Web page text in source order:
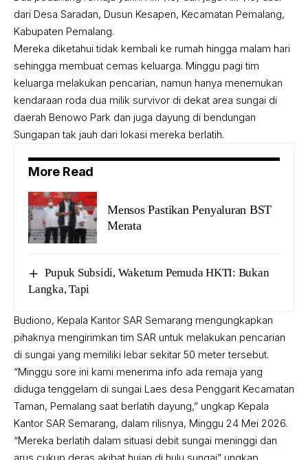
dari Desa Saradan, Dusun Kesapen, Kecamatan Pemalang,
Kabupaten Pemalang.
Mereka diketahui tidak kembali ke rumah hingga malam hari
sehingga membuat cemas keluarga. Minggu pagi tim
keluarga melakukan pencarian, namun hanya menemukan
kendaraan roda dua milik survivor di dekat area sungai di
daerah Benowo Park dan juga dayung di bendungan
Sungapan tak jauh dari lokasi mereka berlatih.
More Read
Mensos Pastikan Penyaluran BST
Merata
Pupuk Subsidi, Waketum Pemuda HKTI: Bukan
Langka, Tapi
Budiono, Kepala Kantor SAR Semarang mengungkapkan
pihaknya mengirimkan tim SAR untuk melakukan pencarian
di sungai yang memiliki lebar sekitar 50 meter tersebut.
“Minggu sore ini kami menerima info ada remaja yang
diduga tenggelam di sungai Laes desa Penggarit Kecamatan
Taman, Pemalang saat berlatih dayung,” ungkap Kepala
Kantor SAR Semarang, dalam rilisnya, Minggu 24 Mei 2026.
“Mereka berlatih dalam situasi debit sungai meninggi dan